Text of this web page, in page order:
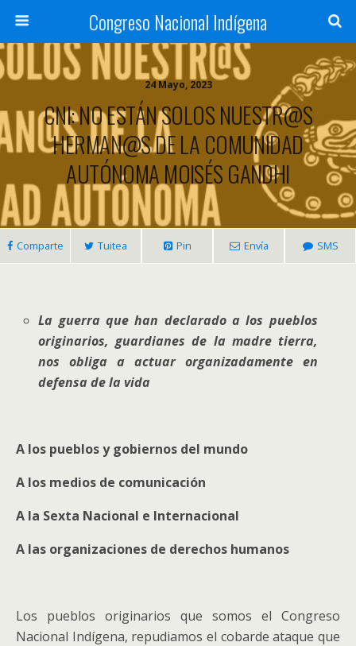
Congreso Nacional Indígena
24 Mayo, 2023
CNI: NO ESTÁN SOLOS NUESTR@S
HERMAN@S DE LA COMUNIDAD
AUTÓNOMA MOISÉS GANDHI
Comparte Tuitea Pin Envía SMS
La guerra que han declarado a los pueblos
originarios, guardianes de la madre tierra,
nos obliga a actuar organizadamente en
defensa de la vida
A los pueblos y gobiernos del mundo
A los medios de comunicación
A la Sexta Nacional e Internacional
A las organizaciones de derechos humanos
Los pueblos originarios que somos el Congreso
Nacional Indígena, repudiamos el cobarde ataque que